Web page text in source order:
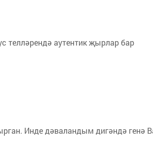
телләрендә аутентик җырлар бар
Инде дәваландым дигәндә генә